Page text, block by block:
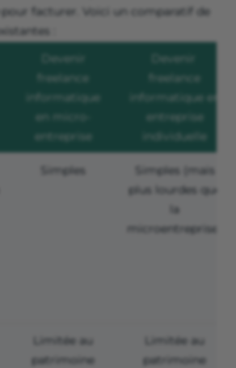
facturer. Voici un comparatif de
:
Devenir
freelance
informatique
en micro-
entreprise
Devenir
freelance
informatique en
entreprise
individuelle
Simples
Simples (mais
plus lourdes que
la
microentreprise)
Limitée au
patrimoine
Limitée au
patrimoine